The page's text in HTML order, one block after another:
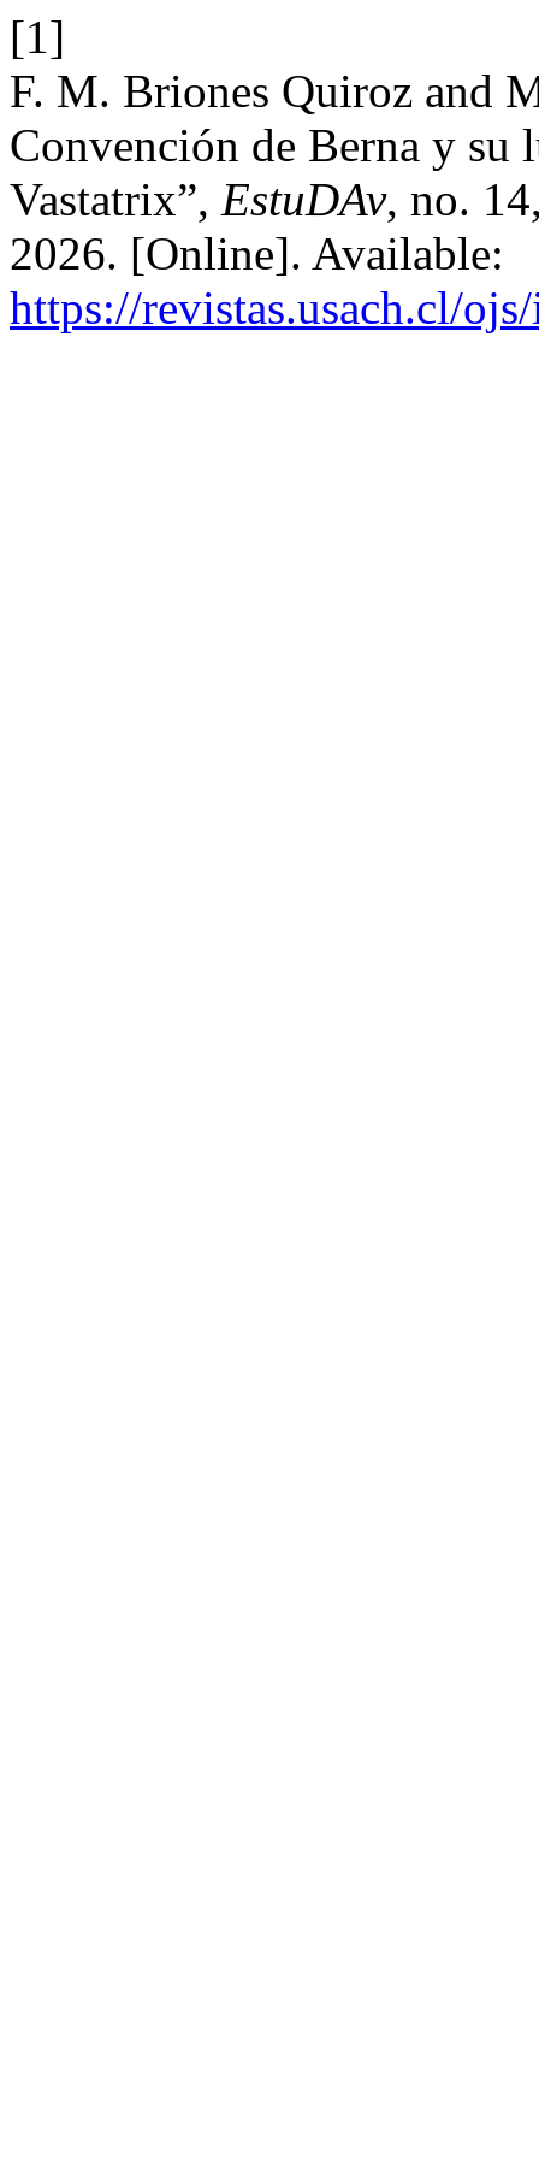
[1]
F. M. Briones Quiroz and
Convención de Berna y su
Vastatrix”, EstuDAv, no.
2026. [Online]. Available:
https://revistas.usach.cl/